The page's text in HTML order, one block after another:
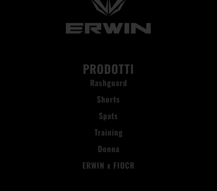
PRODOTTI
Rashguard
Shorts
Spats
Training
Donna
ERWIN x FIOCR